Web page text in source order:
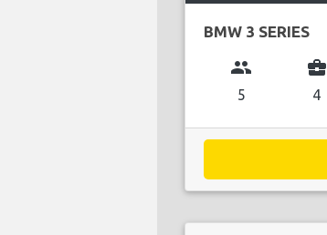
BMW 3 SERIES
group
5
business_center
4